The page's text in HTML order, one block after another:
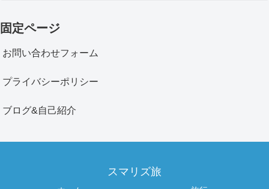
固定ページ
お問い合わせフォーム
プライバシーポリシー
ブログ&自己紹介
スマリズ旅